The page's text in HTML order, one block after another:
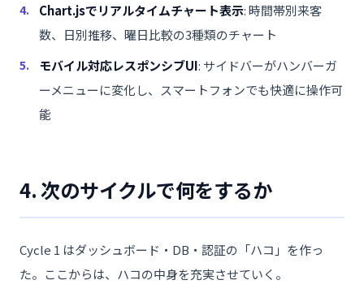
Chart.jsでリアルタイムチャート表示: 時間帯別来客
数、日別推移、曜日比較の3種類のチャート
モバイル対応レスポンシブUI: サイドバーがハンバーガ
ーメニューに変化し、スマートフォンでも快適に操作可
能
4. 次のサイクルで何をするか
Cycle 1 はダッシュボード・DB・認証の「ハコ」を作っ
た。ここからは、ハコの中身を充実させていく。